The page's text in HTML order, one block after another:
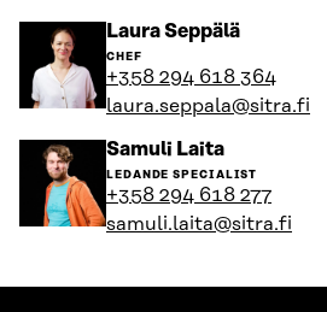
Laura SeppäläGå
personens
profil
CHEF
+358 294 618 364
laura.seppala@sitra.fi
Samuli LaitaGå
till
personens
profil
LEDANDE SPECIALIST
+358 294 618 277
samuli.laita@sitra.fi